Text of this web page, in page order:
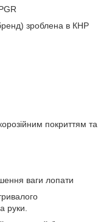
зроблена в КНР
покриттям та
ваги лопати
руки.